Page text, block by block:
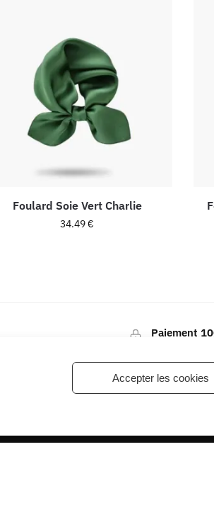
Accepter les cookies
Foulard Soie Vert Charlie
34.49€
Paiement